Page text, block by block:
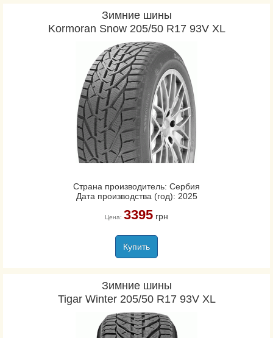
Зимние шины
Kormoran Snow 205/50 R17 93V XL
Страна производитель: Сербия
Дата производства (год): 2025
Цена: 3395грн
Купить
Зимние шины
Tigar Winter 205/50 R17 93V XL